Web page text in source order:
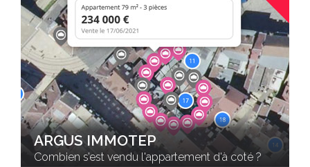
ARGUS IMMOTEP
Combien s’est vendu l'appartement d'à coté ?